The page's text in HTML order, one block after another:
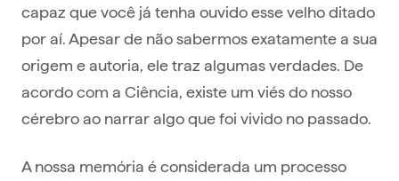
capaz que você já tenha ouvido esse velho ditado
por aí. Apesar de não sabermos exatamente a sua
origem e autoria, ele traz algumas verdades. De
acordo com a Ciência, existe um viés do nosso
cérebro ao narrar algo que foi vivido no passado.
A nossa memória é considerada um processo